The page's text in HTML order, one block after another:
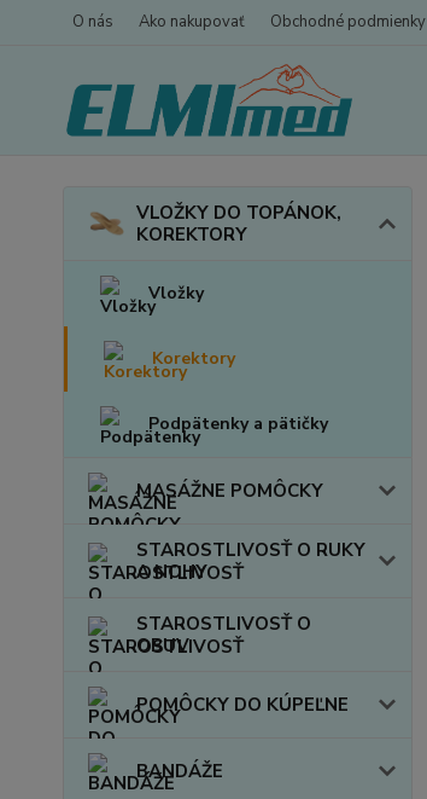
O nás Ako nakupovať Obchodné podmienky
VLOŽKY DO TOPÁNOK,
KOREKTORY
Vložky
Korektory
Podpätenky a pätičky
MASÁŽNE POMÔCKY
STAROSTLIVOSŤ O RUKY
A NOHY
STAROSTLIVOSŤ O
OBUV
POMÔCKY DO KÚPEĽNE
BANDÁŽE